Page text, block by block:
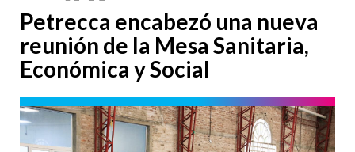
Petrecca encabezó una nueva
reunión de la Mesa Sanitaria,
Económica y Social